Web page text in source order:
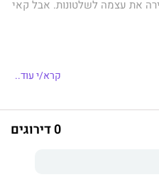
את עצמה לשלטונות. אבל קאי
קרא/י עוד..
0 דירוגים